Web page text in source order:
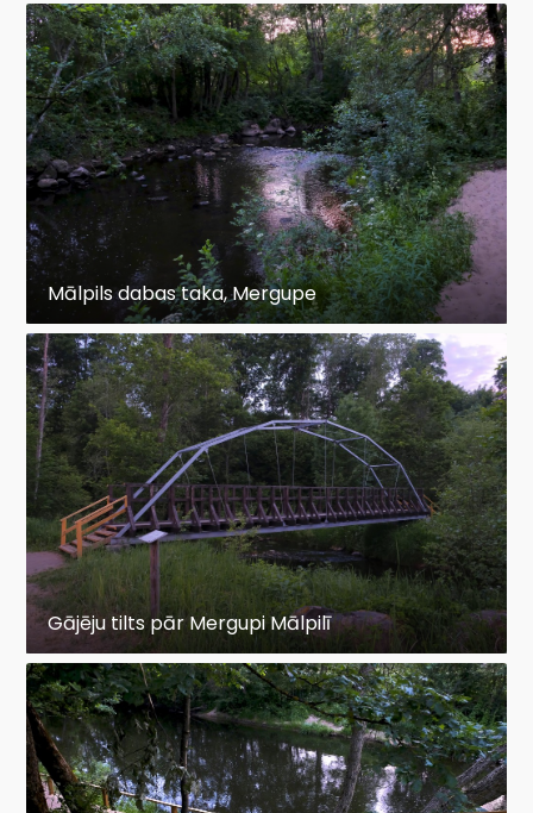
Mālpils dabas taka, Mergupe
Gājēju tilts pār Mergupi Mālpilī